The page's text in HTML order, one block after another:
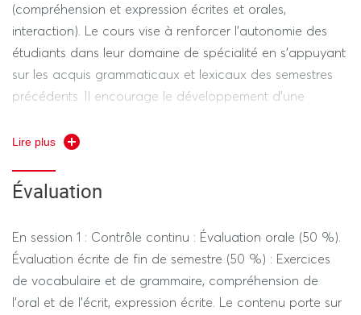
(compréhension et expression écrites et orales,
interaction). Le cours vise à renforcer l'autonomie des
étudiants dans leur domaine de spécialité en s'appuyant
sur les acquis grammaticaux et lexicaux des semestres
précédents. Il encourage le développement d'une
de nature diverse en lien avec le cursus AES.
Lire plus
Évaluation
En session 1 : Contrôle continu : Évaluation orale (50 %).
Évaluation écrite de fin de semestre (50 %) : Exercices
de vocabulaire et de grammaire, compréhension de
l'oral et de l'écrit, expression écrite. Le contenu porte sur